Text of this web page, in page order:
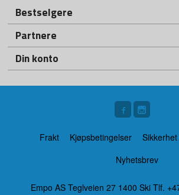
Bestselgere
Partnere
Din konto
Frakt Kjøpsbetingelser
Nyhetsbrev
Empo AS Teglveien 27 1400 Ski Tlf.